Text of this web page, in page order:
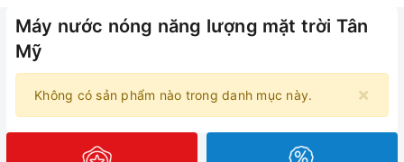
Máy nước nóng năng lượng mặt trời Tân
Mỹ
×
Không có sản phẩm nào trong danh mục này.